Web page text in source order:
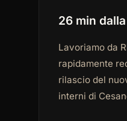
26 min
Lavoriamo da
rapidamente
rilascio del
interni di